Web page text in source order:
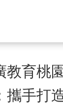
教育桃
手打